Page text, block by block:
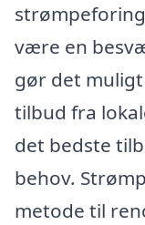
være en
gør det
tilbud fra
det bedste
behov.
metode til